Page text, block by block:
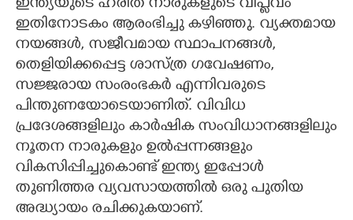
ഇന്ത്യയുടെ ഹരിത നാരുകളുടെ വിപ്ലവം
ഇതിനോടകം ആരംഭിച്ചു കഴിഞ്ഞു. വ്യക്തമായ
നയങ്ങൾ, സജീവമായ സ്ഥാപനങ്ങൾ,
തെളിയിക്കപ്പെട്ട ശാസ്ത്ര ഗവേഷണം,
സജ്ജരായ സംരംഭകർ എന്നിവരുടെ
പിന്തുണയോടെയാണിത്. വിവിധ
പ്രദേശങ്ങളിലും കാർഷിക സംവിധാനങ്ങളിലും
നൂതന നാരുകളും ഉൽ‌പ്പന്നങ്ങളും
വികസിപ്പിച്ചുകൊണ്ട് ഇന്ത്യ ഇപ്പോൾ
തുണിത്തര വ്യവസായത്തിൽ ഒരു പുതിയ
അദ്ധ്യായം രചിക്കുകയാണ്.